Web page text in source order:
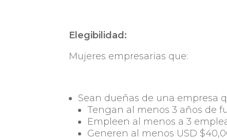
Elegibilidad:
Mujeres empresarias que:
Sean dueñas de una empresa
Tengan al menos 3 años de
Empleen al menos a 3
Generen al menos USD